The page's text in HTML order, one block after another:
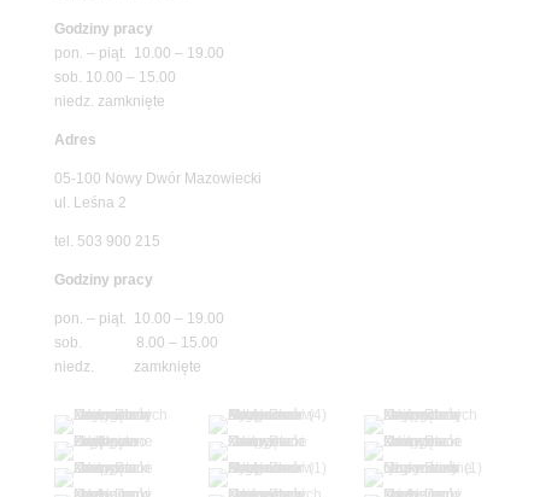
Godziny pracy
pon. – piąt. 10.00 – 19.00
sob. 10.00 – 15.00
niedz. zamknięte
Adres
05-100 Nowy Dwór Mazowiecki
ul. Leśna 2
tel. 503 900 215
Godziny pracy
pon. – piąt. 10.00 – 19.00
sob. 8.00 – 15.00
niedz. zamknięte